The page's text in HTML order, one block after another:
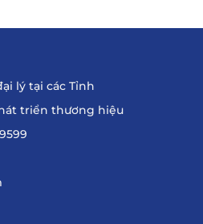
lý tại các Tỉnh
triển thương hiệu